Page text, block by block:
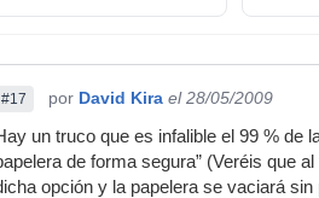
#17 por David Kira el 28/05/2009
un truco que es infalible el 99 % de
de forma segura” (Veréis que
opción y la papelera se vaciará sin